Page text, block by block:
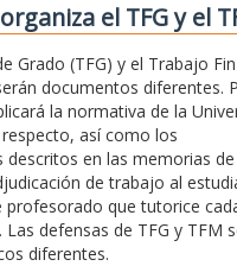
el TFG y el
Grado (TFG) y el Trabajo
documentos diferentes.
la normativa de la
así como los
descritos en las memorias de
de trabajo al
profesorado que tutorice
defensas de TFG y TFM
diferentes.